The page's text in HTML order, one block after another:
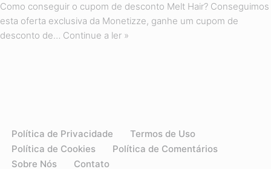
Como conseguir o cupom de desconto Melt Hair? Conseguimos
esta oferta exclusiva da Monetizze, ganhe um cupom de
desconto de… Continue a ler »
Política de Privacidade
Termos de Uso
Política de Cookies
Política de Comentários
Sobre Nós
Contato